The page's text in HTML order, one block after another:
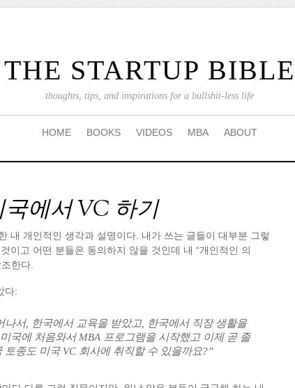
THE STARTUP BIBLE
thoughts, tips, and inspirations for a bullshit-less life
HOME BOOKS VIDEOS MBA ABOUT
에서 VC 하기
내 개인적인 생각과 설명이다. 내가 쓰는 글들이 대부분 그렇
이고 어떤 분들은 동의하지 않을 것인데 내 “개인적인 의
한다.
다:
나서, 한국에서 교육을 받았고, 한국에서 직장 생활을
국에 처음와서 MBA 프로그램을 시작했고 이제 곧 졸
토종도 미국 VC 회사에 취직할 수 있을까요?”